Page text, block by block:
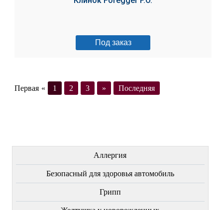
Под заказ
Первая « 1 2 3 » Последняя
Аллергия
Безопасный для здоровья автомобиль
Грипп